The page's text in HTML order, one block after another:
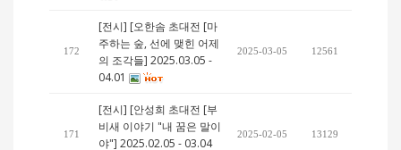
172
[전시] [오한솜 초대전 [마
주하는 숲, 선에 맺힌 어제
의 조각들] 2025.03.05 -
04.01
2025-03-05 12561
171
[전시] [안성희 초대전 [부
비새 이야기 "내 꿈은 말이
야"] 2025.02.05 - 03.04
2025-02-05 13129